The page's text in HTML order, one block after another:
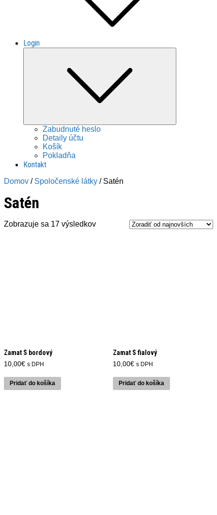
Login
Zabudnuté heslo
Detaily účtu
Košík
Pokladňa
Kontakt
Domov / Spoločenské látky / Satén
Satén
Zobrazuje sa 17 výsledkovZoradené
Zamat S bordový
10,00€ s DPH
Pridať do košíka
Zamat S fialový
10,00€ s DPH
Pridať do košíka